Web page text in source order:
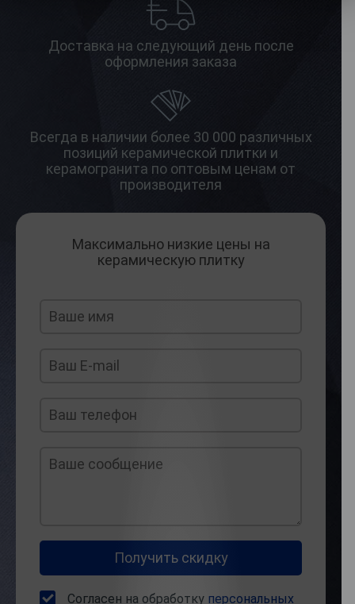
Доставка на следующий день после
оформления заказа
Всегда в наличии более 30 000 различных
позиций керамической плитки и
керамогранита по оптовым ценам от
производителя
Максимально низкие цены на
керамическую плитку
Согласен на обработку персональных